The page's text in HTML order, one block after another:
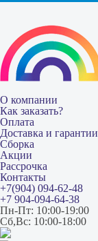
О компании
Как заказать?
Оплата
Доставка и гарантии
Сборка
Акции
Рассрочка
Контакты
+7(904) 094-62-48
+7 904-094-64-38
Пн-Пт: 10:00-19:00
Сб,Вс: 10:00-18:00